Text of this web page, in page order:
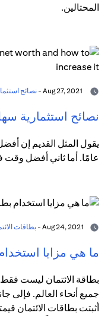
المحتالين.
نصائح
نصائح استثمارية
عامًا. أما ثاني أفضل وقت
بطاقات
ما هي مزايا
بطاقة الائتمان ليست
جميع أنحاء العالم.
أثبتت بطاقات الائتمان